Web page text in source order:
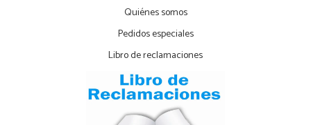
Quiénes somos
Pedidos especiales
Libro de reclamaciones